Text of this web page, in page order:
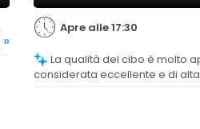
»
Apre alle 17:30
La qualità del cibo è molto apprezzata,
considerata eccellente e di alta